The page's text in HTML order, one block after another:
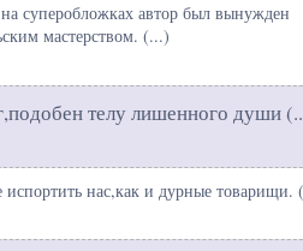
суперобложках автор был вынужден
мастерством. (...)
телу лишенного души (
нас,как и дурные товарищи. (